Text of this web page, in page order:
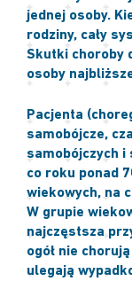
jednej osoby.
rodziny, cały
Skutki choroby
osoby
Pacjenta
samobójcze,
samobójczych i
co roku ponad
wiekowych, na
W grupie
najczęstsza
ogół nie
ulegają